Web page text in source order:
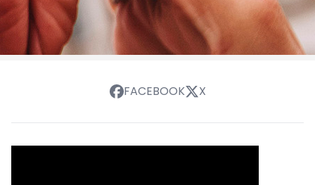
FACEBOOK X